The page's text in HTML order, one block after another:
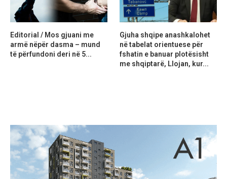
Editorial / Mos gjuani me
armë nëpër dasma – mund
të përfundoni deri në 5...
Gjuha shqipe anashkalohet
në tabelat orientuese për
fshatin e banuar plotësisht
me shqiptarë, Llojan, kur...